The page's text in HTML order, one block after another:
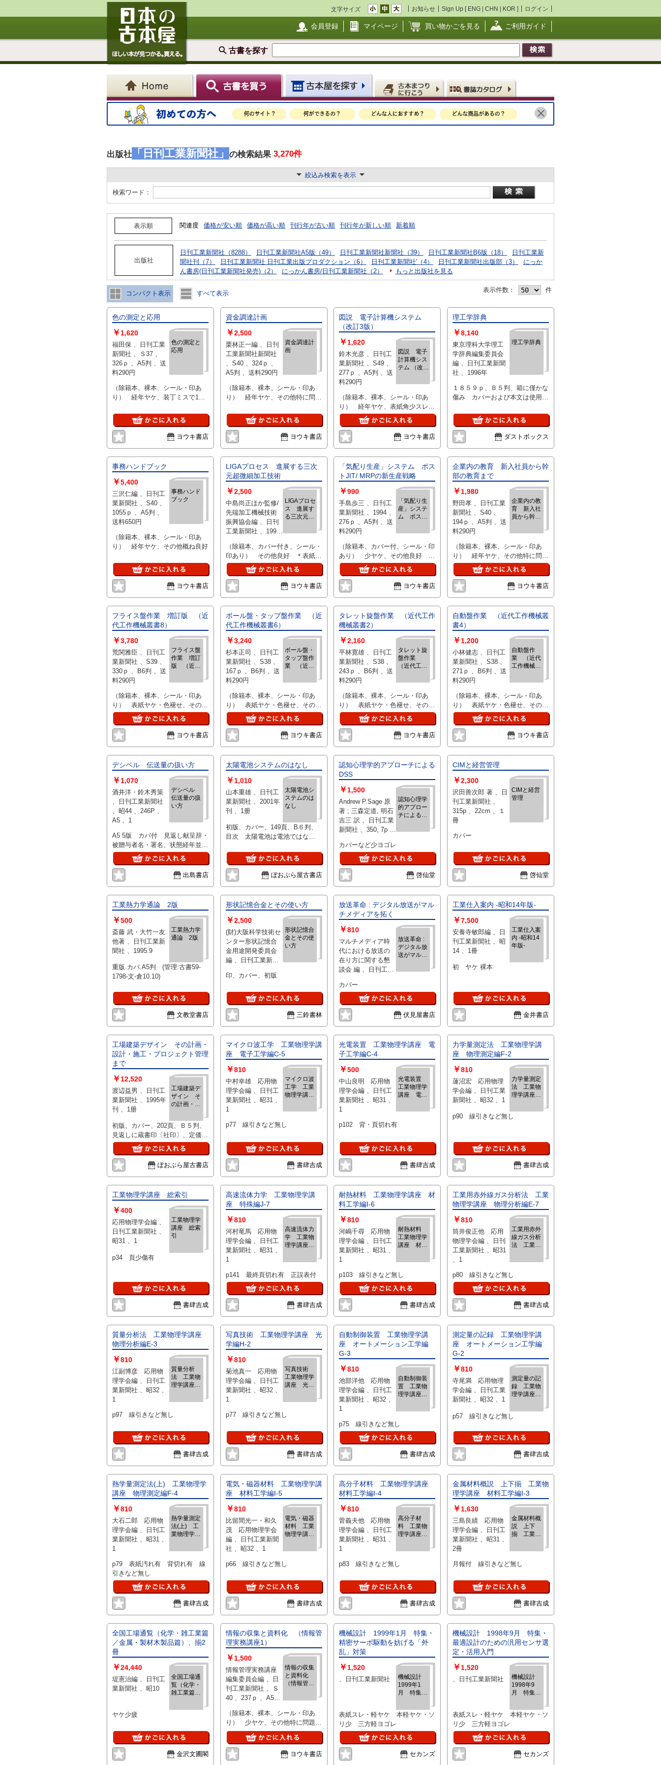
文字サイズ お知らせ Sign Up [ ENG | CHN | KOR ] ログイン
会員登録 マイページ 買い物かごを見る ご利用ガイド
古書を探す
出版社 「日刊工業新聞社」 の検索結果 3,270件
絞込み検索を表示
検索ワード：
表示順 関連度 価格が安い順 価格が高い順 刊行年が古い順 刊行年が新しい順 新着順
出版社
日刊工業新聞社（8288） 日刊工業新聞社A5版（49） 日刊工業新聞社新聞社（39） 日刊工業新聞社B6版（18）
日刊工業新
聞社刊（7）
日刊工業新聞社 日刊工業出版プロダクション（6） 日刊工業新聞社'（4） 日刊工業新聞社出版部（3）
にっか
ん書房(日刊工業新聞社発売)（2）
にっかん書房/日刊工業新聞社（2） もっと出版社を見る
コンパクト表示 すべて表示 表示件数： 件
色の測定と応用
色の測定と
応用
￥ 1,620
福田保 、日刊工業
新聞社 、Ｓ37 、
326ｐ 、A5判 、送
料290円
（除籍本、裸本、シール・印あ
り） 経年ヤケ、装丁ミスで1ヵ
に問題なし
ヨウキ書店
資金調達計画
資金調達計
画
￥2,500
栗林正一編 、日刊
工業新聞社新聞社
、S40 、324ｐ 、
A5判 、送料290円
（除籍本、裸本、シール・印あ
り） 経年ヤケ、その他特に問題
ヨウキ書店
図説 電子計算機システム
（改訂3版）
図説 電子
計算機シス
テム （改訂
￥ 1,620
鈴木光彦 、日刊工
業新聞社 、S49 、
277ｐ 、A5判 、送
料290円
（除籍本、裸本、シール・印あ
り） 経年ヤケ、表紙角少スレ、
その他特に問題なし
ヨウキ書店
理工学辞典
理工学辞典
￥8,140
東京理科大学理工
学辞典編集委員会
編 、日刊工業新聞
社 、1996年
１８５９ｐ、Ｂ５判、箱に僅かな
傷み カバーおよび本文は使用感
ダストボックス
事務ハンドブック
事務ハンド
ブック
￥5,400
三沢仁編 、日刊工
業新聞社 、S40 、
1055ｐ 、A5判 、
送料650円
（除籍本、裸本、シール・印あ
り） 経年ヤケ、その他概ね良好
ヨウキ書店
LIGAプロセス 進展する三次
元超微細加工技術
LIGAプロセ
ス 進展す
る三次元超
術
￥2,500
中島尚正ほか監修/
先端加工機械技術
振興協会編 、日刊
工業新聞社 、1998
送料290円
（除籍本、カバー付き、シール・
印あり） その他良好 ＊表紙保
護ビニール貼付
ヨウキ書店
「気配り生産」システム ポス
トJIT/ MRPの新生産戦略
「気配り生
産」システ
ム ポスト
新生産戦略
￥990
手島歩三 、日刊工
業新聞社 、1994 、
276ｐ 、A5判 、送
料290円
（除籍本、カバー付、シール・印
あり） 少ヤケ、その他良好 ＊
表紙保護ビニール貼付
ヨウキ書店
企業内の教育 新入社員から幹
部の教育まで
企業内の教
育 新入社
員から幹部
￥ 1,980
野田孝 、日刊工業
新聞社 、S40 、
194ｐ 、A5判 、送
料290円
（除籍本、裸本、シール・印あ
り） 経年ヤケ、その他特に問題
なし
ヨウキ書店
フライス盤作業 増訂版 （近
代工作機械叢書8）
フライス盤
作業 増訂
版 （近代
書8）
￥3,780
荒関雅臣 、日刊工
業新聞社 、S39 、
330ｐ 、B6判 、送
料290円
（除籍本、裸本、シール・印あ
り） 表紙ヤケ・色褪せ、その他
特に問題なし
ヨウキ書店
ボール盤・タップ盤作業 （近
代工作機械叢書6）
ボール盤・
タップ盤作
業 （近代
書6）
￥3,240
杉本正司 、日刊工
業新聞社 、S38 、
167ｐ 、B6判 、送
料290円
（除籍本、裸本、シール・印あ
り） 表紙ヤケ・色褪せ、その他
特に問題なし
ヨウキ書店
タレット旋盤作業 （近代工作
機械叢書2）
タレット旋
盤作業
（近代工作
2）
￥2,160
平林寛雄 、日刊工
業新聞社 、S38 、
243ｐ 、B6判 、送
料290円
（除籍本、裸本、シール・印あ
り） 表紙ヤケ・色褪せ、その他
特に問題なし
ヨウキ書店
自動盤作業 （近代工作機械叢
書4）
自動盤作
業 （近代
工作機械叢
￥ 1,200
小林健志 、日刊工
業新聞社 、S38 、
271ｐ 、B6判 、送
料290円
（除籍本、裸本、シール・印あ
り） 表紙ヤケ・色褪せ、その他
特に問題なし
ヨウキ書店
デシベル 伝送量の扱い方
デシベル
伝送量の扱
い方
￥ 1,070
酒井洋・鈴木秀策
、日刊工業新聞社
、昭44 、246P 、
A5 、1
A5 5版 カバ付 見返し献呈辞・
被贈与者名・署名、状態経年並上
246P
出島書店
太陽電池システムのはなし
太陽電池シ
ステムのは
なし
￥ 1,010
山本重雄 、日刊工
業新聞社 、2001年
刊 、1册
初版、カバー、149頁、B６判、
目次 太陽電池は電池ではな
にか、ハイブリッド電源システム
のしくみ、付録、定価1700円
ぼおぶら屋古書店
認知心理学的アプローチによる
DSS
認知心理学
的アプロー
チによる
￥ 1,500
Andrew P.Sage 原
著 ; 三森定道, 明石
吉三 訳 、日刊工業
新聞社 、350, 7p 、
カバーなど少ヨゴレ
啓仙堂
CIMと経営管理
CIMと経営
管理
￥2,300
沢田善次郎 著 、日
刊工業新聞社 、
315p 、22cm 、１
冊
カバー
啓仙堂
工業熱力学通論 2版
工業熱力学
通論 2版
￥500
斎藤 武・大竹一友.
他著 、日刊工業新
聞社 、1995.9
重版.カバ.A5判 (管理:古書59-
1798-文-倉10.10)
文教堂書店
形状記憶合金とその使い方
形状記憶合
金とその使
い方
￥2,500
(財)大阪科学技術セ
ンター形状記憶合
金用途開発委員会
編 、日刊工業新聞
印、カバー、初版
三鈴書林
放送革命 : デジタル放送がマル
チメディアを拓く
放送革命 :
デジタル放
送がマルチ
拓く
￥810
マルチメディア時
代における放送の
在り方に関する懇
談会 編 、日刊工業
、157p 、21cm 、1
カバー
伏見屋書店
工業仕入案内 -昭和14年版-
工業仕入案
内 -昭和14
年版-
￥7,500
安養寺敏郎編 、日
刊工業新聞社 、昭
14 、1冊
初 ヤケ 裸本
金井書店
工場建築デザイン その計画・
設計・施工・プロジェクト管理
まで
工場建築デ
ザイン そ
の計画・設
プロジェク
ト管理まで
￥ 12,520
渡辺益男 、日刊工
業新聞社 、1995年
刊 、1册
初版、カバー、202頁、Ｂ５判、
見返しに蔵書印〔社印〕、定価
7000円
ぼおぶら屋古書店
マイクロ波工学 工業物理学講
座 電子工学編C-5
マイクロ波
工学 工業
物理学講
学編C-5
￥810
中村幸雄 応用物
理学会編 、日刊工
業新聞社 、昭31 、
1
p77 線引きなど無し
書肆吉成
光電装置 工業物理学講座 電
子工学編C-4
光電装置
工業物理学
講座 電子
￥500
中山良明 応用物
理学会編 、日刊工
業新聞社 、昭31 、
1
p102 背・頁切れ有
書肆吉成
力学量測定法 工業物理学講
座 物理測定編F-2
力学量測定
法 工業物
理学講座
F-2
￥810
蓮沼宏 応用物理
学会編 、日刊工業
新聞社 、昭32 、1
p90 線引きなど無し
書肆吉成
工業物理学講座 総索引
工業物理学
講座 総索
引
￥400
応用物理学会編 、
日刊工業新聞社 、
昭31 、1
p34 頁少傷有
書肆吉成
高速流体力学 工業物理学講
座 特殊編J-7
高速流体力
学 工業物
理学講座
￥810
河村竜馬 応用物
理学会編 、日刊工
業新聞社 、昭31 、
1
p141 最終頁切れ有 正誤表付
書肆吉成
耐熱材料 工業物理学講座 材
料工学編I-6
耐熱材料
工業物理学
講座 材料
￥810
河嶋千尋 応用物
理学会編 、日刊工
業新聞社 、昭31 、
1
p103 線引きなど無し
書肆吉成
工業用赤外線ガス分析法 工業
物理学講座 物理分析編E-7
工業用赤外
線ガス分析
法 工業物
物理分析編
￥810
筒井俊正他 応用
物理学会編 、日刊
工業新聞社 、昭31
、1
p80 線引きなど無し
書肆吉成
質量分析法 工業物理学講座
物理分析編E-3
質量分析
法 工業物
理学講座
E-3
￥810
江副博彦 応用物
理学会編 、日刊工
業新聞社 、昭32 、
1
p97 線引きなど無し
書肆吉成
写真技術 工業物理学講座 光
学編H-2
写真技術
工業物理学
講座 光学
￥810
菊池真一 応用物
理学会編 、日刊工
業新聞社 、昭32 、
1
p77 線引きなど無し
書肆吉成
自動制御装置 工業物理学講
座 オートメーション工学編
G-3
自動制御装
置 工業物
理学講座
ション工学
￥810
池部洋他 応用物
理学会編 、日刊工
業新聞社 、昭32 、
1
p75 線引きなど無し
書肆吉成
測定量の記録 工業物理学講
座 オートメーション工学編
G-2
測定量の記
録 工業物
理学講座
ション工学
編G-2
￥810
寺尾満 応用物理
学会編 、日刊工業
新聞社 、昭32 、1
p57 線引きなど無し
書肆吉成
熱学量測定法(上) 工業物理学
講座 物理測定編F-4
熱学量測定
法(上) 工
業物理学講
定編F-4
￥810
大石二郎 応用物
理学会編 、日刊工
業新聞社 、昭31 、
1
p79 表紙汚れ有 背切れ有 線
引きなど無し
書肆吉成
電気・磁器材料 工業物理学講
座 材料工学編I-5
電気・磁器
材料 工業
物理学講
学編I-5
￥810
比留間光一・和久
茂 応用物理学会
編 、日刊工業新聞
社 、昭32 、1
p66 線引きなど無し
書肆吉成
高分子材料 工業物理学講座
材料工学編I-4
高分子材
料 工業物
理学講座
I-4
￥810
菅義夫他 応用物
理学会編 、日刊工
業新聞社 、昭31 、
1
p83 線引きなど無し
書肆吉成
金属材料概説 上下揃 工業物
理学講座 材料工学編I-3
金属材料概
説 上下
揃 工業物
材料工学編
￥ 1,630
三島良績 応用物
理学会編 、日刊工
業新聞社 、昭31 、
2冊
月報付 線引きなど無し
書肆吉成
全国工場通覧（化学・雑工業篇
／金属・製材木製品篇）、揃2
冊
全国工場通
覧（化学・
雑工業篇／
木製品
￥24,440
堤憲治編 、日刊工
業新聞社 、昭10
ヤケ少疲
金沢文圃閣
情報の収集と資料化 （情報管
理実務講座1）
情報の収集
と資料化
（情報管理
1）
￥ 1,500
情報管理実務講座
編集委員会編 、日
刊工業新聞社 、Ｓ
40 、237ｐ 、A5判
（除籍本、裸本、シール・印あ
り） 少ヤケ、その他特に問題な
し
ヨウキ書店
機械設計 1999年1月 特集・
精密サーボ駆動を妨げる「外
乱」対策
機械設計
1999年1
月 特集・
駆動を妨げ
る「外乱」
￥1,520
、日刊工業新聞社
表紙スレ・軽ヤケ 本軽ヤケ・ソ
リ少 三方軽ヨゴレ
セカンズ
機械設計 1998年9月 特集・
最適設計のための汎用センサ選
定・活用入門
機械設計
1998年9
月 特集・
ための汎用
センサ選
門
￥ 1,520
、日刊工業新聞社
表紙スレ・軽ヤケ 本軽ヤケ・ソ
リ少 三方軽ヨゴレ
セカンズ